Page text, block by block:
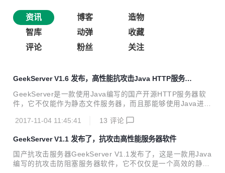
资讯 博客
造物
智库
动弹
收藏
评论
粉丝 关注
GeekServer V1.6 发布，高性能抗攻击Java HTTP服务器
软件
GeekServer是一款使用Java编写的国产开源HTTP服务器软
件，它不仅能作为静态文件服务器，而且那能够使用Java进行
发性能，和完全异步的防阻塞结构，虽然它是通过ServerSoc
并且它是不依赖其它任何环境的，它只需一个Java解释器就可
以运行。 本次更新包括： 1.改进并发性能，处理速度提高了
很多 2.修复了之前一些地方没加锁而导致的并发问题 3.改进
2017-11-04 11:45:41 13 评论
GeekServer V1.1 发布了，抗攻击高性能服务器软件
国产抗攻击服务器GeekServer V1.1发布了，这是一款用Java
编写的抗攻击防阻塞服务器软件，它不仅仅是一个高效的静态